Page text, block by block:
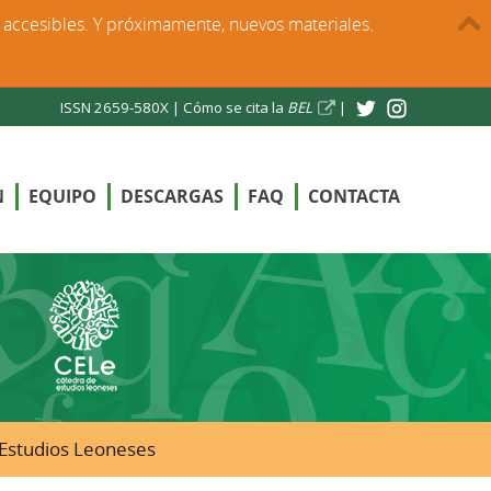
ISSN 2659-580X | Cómo se cita la BEL |
EQUIPO DESCARGAS FAQ CONTACTA
Leoneses
Y próximamente, nuevos materiales.